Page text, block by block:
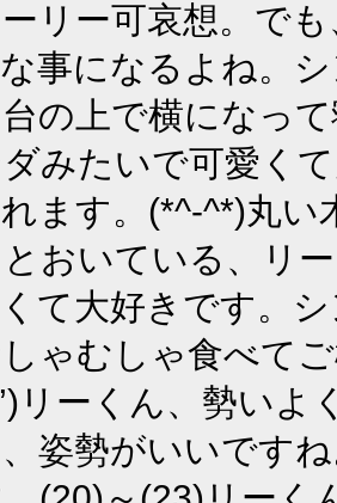
リー可哀想。で
事になるよね。
の上で横になっ
みたいで可愛く
ます。(*^-^*)丸い
おいている、リ
て大好きです。
ゃむしゃ食べて
リーくん、勢いよ
姿勢がいいです